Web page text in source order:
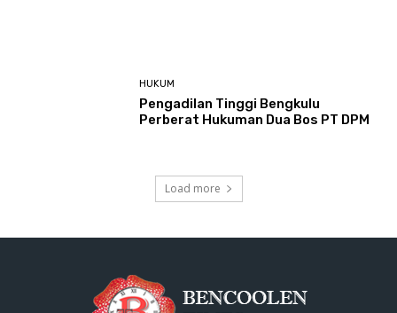
HUKUM
Pengadilan Tinggi Bengkulu
Perberat Hukuman Dua Bos PT DPM
Load more